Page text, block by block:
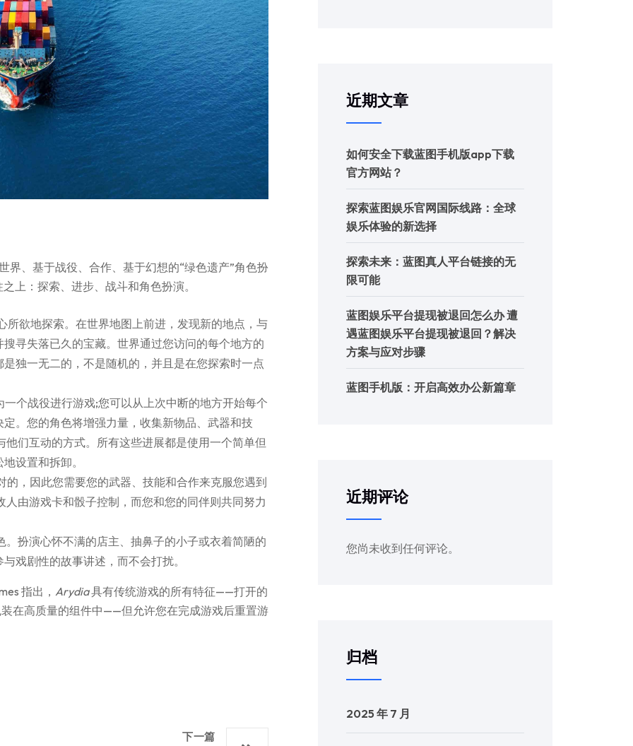
界、基于战役、合作、基于幻想的“绿色遗产”角色扮
上：探索、进步、战斗和角色扮演。
欲地探索。在世界地图上前进，发现新的地点，与
寻失落已久的宝藏。世界通过您访问的每个地方的
独一无二的，不是随机的，并且是在您探索时一点
个战役进行游戏;您可以从上次中断的地方开始每个
。您的角色将增强力量，收集新物品、武器和技
们互动的方式。所有这些进展都是使用一个简单但
设置和拆卸。
，因此您需要您的武器、技能和合作来克服您遇到
由游戏卡和骰子控制，而您和您的同伴则共同努力
扮演心怀不满的店主、抽鼻子的小子或衣着简陋的
戏剧性的故事讲述，而不会打扰。
指出， Arydia具有传统游戏的所有特征——打开的
在高质量的组件中——但允许您在完成游戏后重置游
下一篇
近期文章
如何安全下载蓝图手机版app下载
官方网站？
探索蓝图娱乐官网国际线路：全球
娱乐体验的新选择
探索未来：蓝图真人平台链接的无
限可能
蓝图娱乐平台提现被退回怎么办 遭
遇蓝图娱乐平台提现被退回？解决
方案与应对步骤
蓝图手机版：开启高效办公新篇章
近期评论
您尚未收到任何评论。
归档
2025 年 7 月